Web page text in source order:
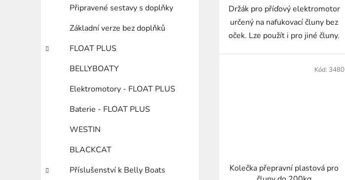
Připravené sestavy s doplňky
Základní verze bez doplňků
FLOAT PLUS
BELLYBOATY
Elektromotory - FLOAT PLUS
Baterie - FLOAT PLUS
WESTIN
BLACKCAT
Příslušenství k Belly Boats
Držák pro příďový elektromotor
určený na nafukovací čluny bez
oček. Lze použít i pro jiné čluny.
Kolečka přepravní plastová pro
Kód: 3480